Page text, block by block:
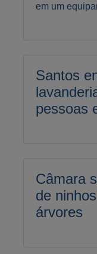
em um
Santos
pessoas
Câmara
de
árvores